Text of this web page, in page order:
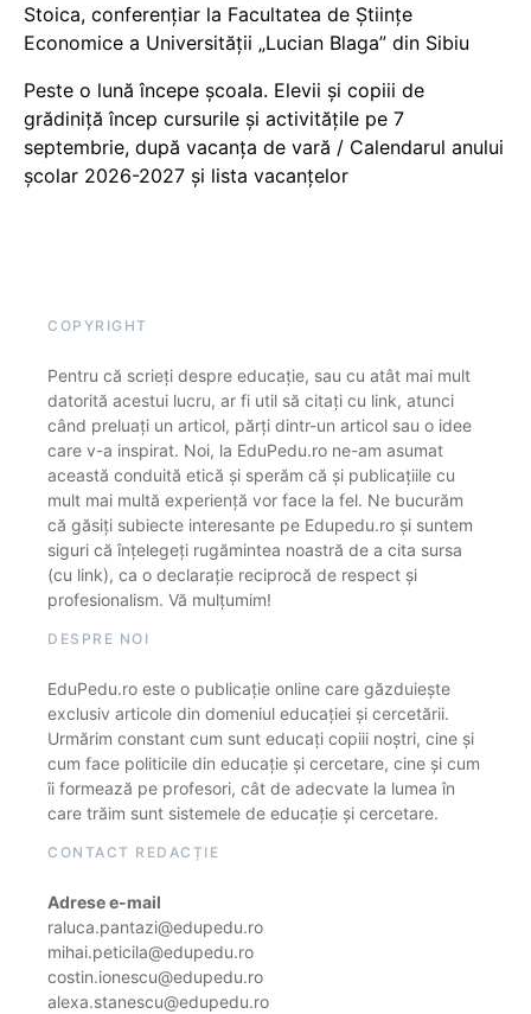
Stoica, conferențiar la Facultatea de Științe
Economice a Universității „Lucian Blaga” din Sibiu
Peste o lună începe școala. Elevii și copiii de
grădiniță încep cursurile și activitățile pe 7
septembrie, după vacanța de vară / Calendarul anului
școlar 2026-2027 și lista vacanțelor
COPYRIGHT
Pentru că scrieți despre educație, sau cu atât mai mult
datorită acestui lucru, ar fi util să citați cu link, atunci
când preluați un articol, părți dintr-un articol sau o idee
care v-a inspirat. Noi, la EduPedu.ro ne-am asumat
această conduită etică și sperăm că și publicațiile cu
mult mai multă experiență vor face la fel. Ne bucurăm
că găsiți subiecte interesante pe Edupedu.ro și suntem
siguri că înțelegeți rugămintea noastră de a cita sursa
(cu link), ca o declarație reciprocă de respect și
profesionalism. Vă mulțumim!
DESPRE NOI
EduPedu.ro este o publicație online care găzduiește
exclusiv articole din domeniul educației și cercetării.
Urmărim constant cum sunt educați copiii noștri, cine și
cum face politicile din educație și cercetare, cine și cum
îi formează pe profesori, cât de adecvate la lumea în
care trăim sunt sistemele de educație și cercetare.
CONTACT REDACȚIE
Adrese e-mail
raluca.pantazi@edupedu.ro
mihai.peticila@edupedu.ro
costin.ionescu@edupedu.ro
alexa.stanescu@edupedu.ro